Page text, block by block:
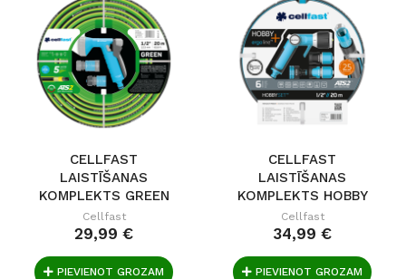
CELLFAST
LAISTĪŠANAS
KOMPLEKTS GREEN
ATS 1/2" 20M
Cellfast
29,99 €
PIEVIENOT GROZAM
CELLFAST
LAISTĪŠANAS
KOMPLEKTS HOBBY
ATS2 1/2" 20M
Cellfast
34,99 €
PIEVIENOT GROZAM